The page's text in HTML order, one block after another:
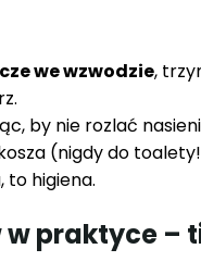
we wzwodzie,
by nie rozlać
(nigdy do
to higiena.
w praktyce –